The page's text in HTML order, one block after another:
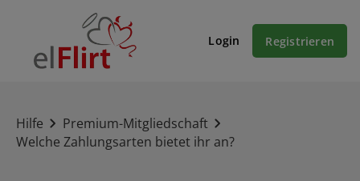
Login Registrieren
Hilfe
Premium-Mitgliedschaft
Welche Zahlungsarten bietet ihr an?